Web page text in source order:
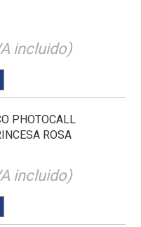
incluido)
PHOTOCALL
ROSA
incluido)